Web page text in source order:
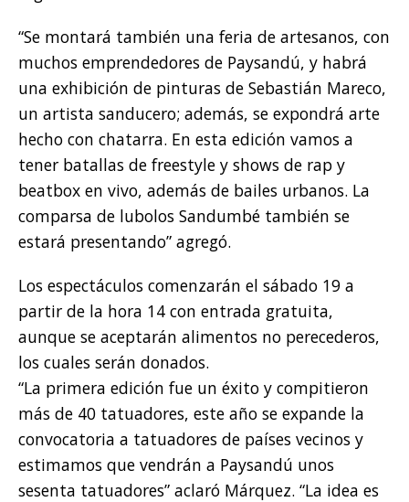
“Se montará también una feria de artesanos, con
muchos emprendedores de Paysandú, y habrá
una exhibición de pinturas de Sebastián Mareco,
un artista sanducero; además, se expondrá arte
hecho con chatarra. En esta edición vamos a
tener batallas de freestyle y shows de rap y
beatbox en vivo, además de bailes urbanos. La
comparsa de lubolos Sandumbé también se
estará presentando” agregó.
Los espectáculos comenzarán el sábado 19 a
partir de la hora 14 con entrada gratuita,
aunque se aceptarán alimentos no perecederos,
los cuales serán donados.
“La primera edición fue un éxito y compitieron
más de 40 tatuadores, este año se expande la
convocatoria a tatuadores de países vecinos y
estimamos que vendrán a Paysandú unos
sesenta tatuadores” aclaró Márquez. “La idea es